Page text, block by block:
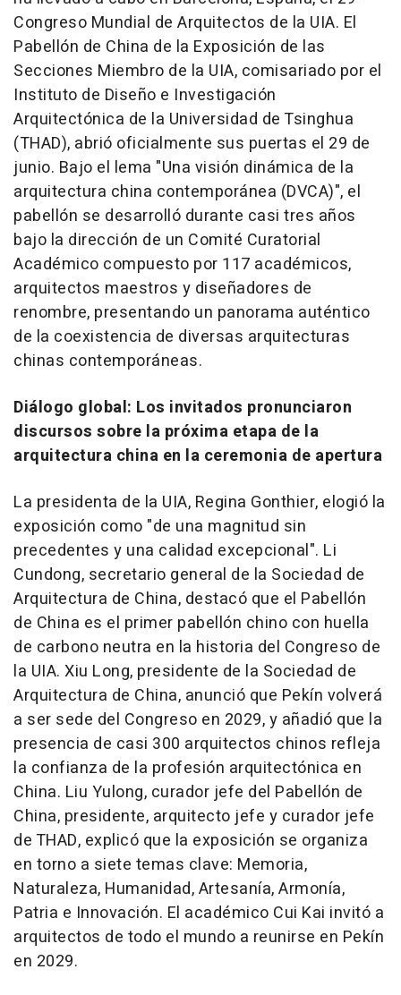
Congreso Mundial de Arquitectos de la UIA. El
Pabellón de China de la Exposición de las
Secciones Miembro de la UIA, comisariado por el
Instituto de Diseño e Investigación
Arquitectónica de la Universidad de Tsinghua
(THAD), abrió oficialmente sus puertas el 29 de
junio. Bajo el lema "Una visión dinámica de la
arquitectura china contemporánea (DVCA)", el
pabellón se desarrolló durante casi tres años
bajo la dirección de un Comité Curatorial
Académico compuesto por 117 académicos,
arquitectos maestros y diseñadores de
renombre, presentando un panorama auténtico
de la coexistencia de diversas arquitecturas
chinas contemporáneas.
Diálogo global: Los invitados pronunciaron
discursos sobre la próxima etapa de la
arquitectura china en la ceremonia de apertura
La presidenta de la UIA, Regina Gonthier, elogió la
exposición como "de una magnitud sin
precedentes y una calidad excepcional". Li
Cundong, secretario general de la Sociedad de
Arquitectura de China, destacó que el Pabellón
de China es el primer pabellón chino con huella
de carbono neutra en la historia del Congreso de
la UIA. Xiu Long, presidente de la Sociedad de
Arquitectura de China, anunció que Pekín volverá
a ser sede del Congreso en 2029, y añadió que la
presencia de casi 300 arquitectos chinos refleja
la confianza de la profesión arquitectónica en
China. Liu Yulong, curador jefe del Pabellón de
China, presidente, arquitecto jefe y curador jefe
de THAD, explicó que la exposición se organiza
en torno a siete temas clave: Memoria,
Naturaleza, Humanidad, Artesanía, Armonía,
Patria e Innovación. El académico Cui Kai invitó a
arquitectos de todo el mundo a reunirse en Pekín
en 2029.